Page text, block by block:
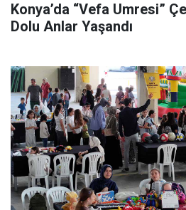
Konya’da “Vefa Umresi”
Dolu Anlar Yaşandı